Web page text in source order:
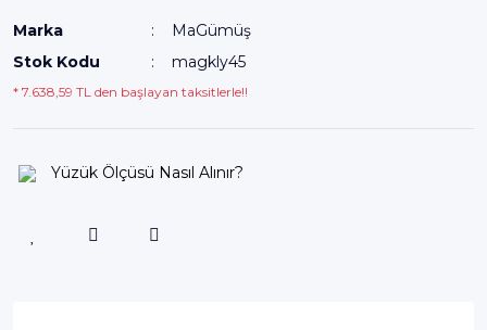
Marka
MaGümüş
Stok Kodu
magkly45
* 7.638,59 TL den başlayan taksitlerle!!
Yüzük Ölçüsü Nasıl Alınır?